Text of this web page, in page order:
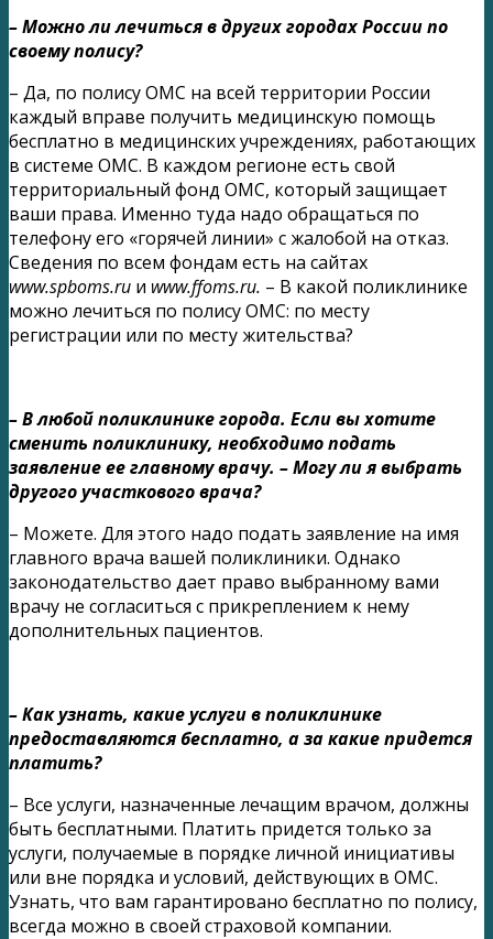
– Можно ли лечиться в других городах России по
своему полису?
– Да, по полису ОМС на всей территории России
каждый вправе получить медицинскую помощь
бесплатно в медицинских учреждениях, работающих
в системе ОМС. В каждом регионе есть свой
территориальный фонд ОМС, который защищает
ваши права. Именно туда надо обращаться по
телефону его «горячей линии» с жалобой на отказ.
Сведения по всем фондам есть на сайтах
www.spboms.ru и www.ffoms.ru. – В какой поликлинике
можно лечиться по полису ОМС: по месту
регистрации или по месту жительства?
– В любой поликлинике города. Если вы хотите
сменить поликлинику, необходимо подать
заявление ее главному врачу. – Могу ли я выбрать
другого участкового врача?
– Можете. Для этого надо подать заявление на имя
главного врача вашей поликлиники. Однако
законодательство дает право выбранному вами
врачу не согласиться с прикреплением к нему
дополнительных пациентов.
– Как узнать, какие услуги в поликлинике
предоставляются бесплатно, а за какие придется
платить?
– Все услуги, назначенные лечащим врачом, должны
быть бесплатными. Платить придется только за
услуги, получаемые в порядке личной инициативы
или вне порядка и условий, действующих в ОМС.
Узнать, что вам гарантировано бесплатно по полису,
всегда можно в своей страховой компании.